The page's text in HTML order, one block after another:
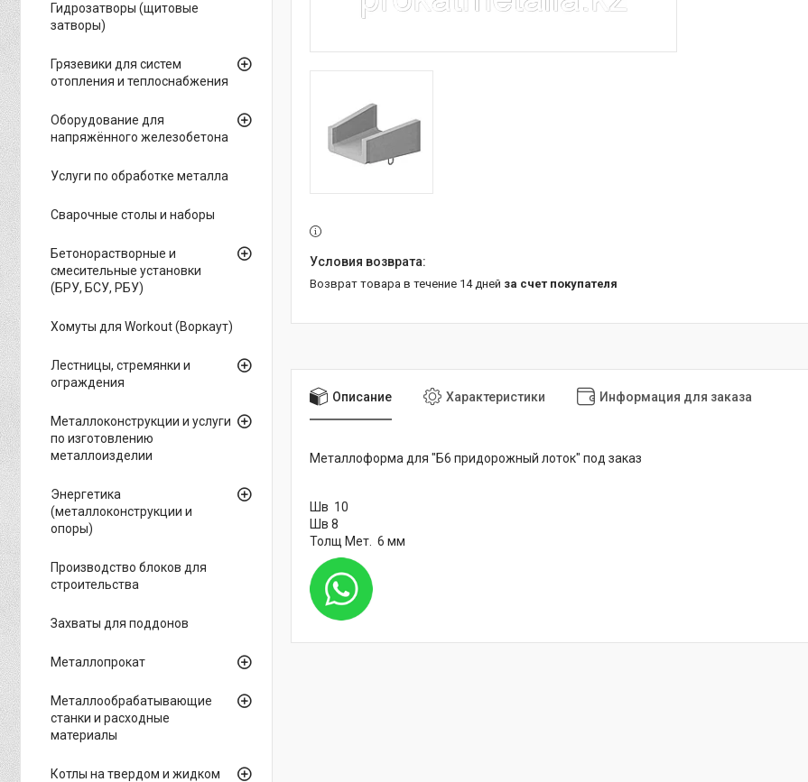
возврат товара в течение 14 дней за счет покупателя
Описание Характеристики Информация для заказа
Металлоформа для "Б6 придорожный лоток" под заказ
Шв 10
Шв 8
Толщ Мет. 6 мм
Гидрозатворы (щитовые
затворы)
Грязевики для систем
отопления и теплоснабжения
Оборудование для
напряжённого железобетона
Услуги по обработке металла
Сварочные столы и наборы
Бетонорастворные и
смесительные установки
(БРУ, БСУ, РБУ)
Хомуты для Workout (Воркаут)
Лестницы, стремянки и
ограждения
Металлоконструкции и услуги
по изготовлению
металлоизделии
Энергетика
(металлоконструкции и
опоры)
Производство блоков для
строительства
Захваты для поддонов
Металлопрокат
Металлообрабатывающие
станки и расходные
материалы
Котлы на твердом и жидком